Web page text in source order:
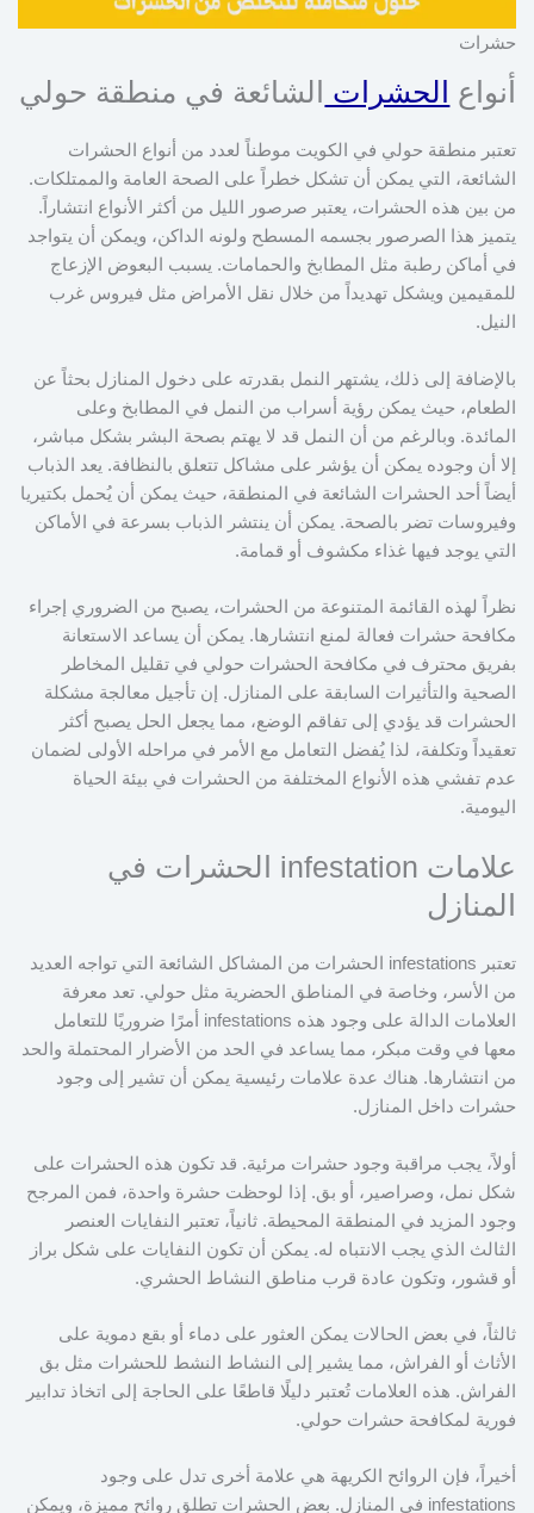
حشرات
أنواع الحشرات الشائعة في منطقة حولي
تعتبر منطقة حولي في الكويت موطناً لعدد من أنواع الحشرات
الشائعة، التي يمكن أن تشكل خطراً على الصحة العامة والممتلكات.
من بين هذه الحشرات، يعتبر صرصور الليل من أكثر الأنواع انتشاراً.
يتميز هذا الصرصور بجسمه المسطح ولونه الداكن، ويمكن أن يتواجد
في أماكن رطبة مثل المطابخ والحمامات. يسبب البعوض الإزعاج
للمقيمين ويشكل تهديداً من خلال نقل الأمراض مثل فيروس غرب
النيل.
بالإضافة إلى ذلك، يشتهر النمل بقدرته على دخول المنازل بحثاً عن
الطعام، حيث يمكن رؤية أسراب من النمل في المطابخ وعلى
المائدة. وبالرغم من أن النمل قد لا يهتم بصحة البشر بشكل مباشر،
إلا أن وجوده يمكن أن يؤشر على مشاكل تتعلق بالنظافة. يعد الذباب
أيضاً أحد الحشرات الشائعة في المنطقة، حيث يمكن أن يُحمل بكتيريا
وفيروسات تضر بالصحة. يمكن أن ينتشر الذباب بسرعة في الأماكن
التي يوجد فيها غذاء مكشوف أو قمامة.
نظراً لهذه القائمة المتنوعة من الحشرات، يصبح من الضروري إجراء
مكافحة حشرات فعالة لمنع انتشارها. يمكن أن يساعد الاستعانة
بفريق محترف في مكافحة الحشرات حولي في تقليل المخاطر
الصحية والتأثيرات السابقة على المنازل. إن تأجيل معالجة مشكلة
الحشرات قد يؤدي إلى تفاقم الوضع، مما يجعل الحل يصبح أكثر
تعقيداً وتكلفة، لذا يُفضل التعامل مع الأمر في مراحله الأولى لضمان
عدم تفشي هذه الأنواع المختلفة من الحشرات في بيئة الحياة
اليومية.
علامات infestation الحشرات في
المنازل
تعتبر infestations الحشرات من المشاكل الشائعة التي تواجه العديد
من الأسر، وخاصة في المناطق الحضرية مثل حولي. تعد معرفة
العلامات الدالة على وجود هذه infestations أمرًا ضروريًا للتعامل
معها في وقت مبكر، مما يساعد في الحد من الأضرار المحتملة والحد
من انتشارها. هناك عدة علامات رئيسية يمكن أن تشير إلى وجود
حشرات داخل المنازل.
أولاً، يجب مراقبة وجود حشرات مرئية. قد تكون هذه الحشرات على
شكل نمل، وصراصير، أو بق. إذا لوحظت حشرة واحدة، فمن المرجح
وجود المزيد في المنطقة المحيطة. ثانياً، تعتبر النفايات العنصر
الثالث الذي يجب الانتباه له. يمكن أن تكون النفايات على شكل براز
أو قشور، وتكون عادة قرب مناطق النشاط الحشري.
ثالثاً، في بعض الحالات يمكن العثور على دماء أو بقع دموية على
الأثاث أو الفراش، مما يشير إلى النشاط النشط للحشرات مثل بق
الفراش. هذه العلامات تُعتبر دليلًا قاطعًا على الحاجة إلى اتخاذ تدابير
فورية لمكافحة حشرات حولي.
أخيراً، فإن الروائح الكريهة هي علامة أخرى تدل على وجود
infestations في المنازل. بعض الحشرات تطلق روائح مميزة، ويمكن